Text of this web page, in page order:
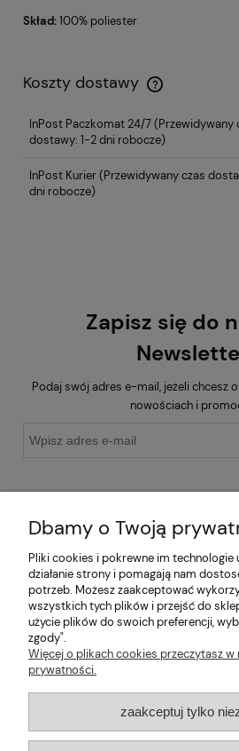
Skład:100% poliester
Koszty dostawy
InPost Paczkomat 24/7(Przewidywany
dostawy: 1-2 dni robocze)
InPost Kurier(Przewidywany czas
dni robocze)
Zapisz się do
Podaj swój adres e-mail, jeżeli chcesz
nowościach i
Pomoc
Moje konto
Informacje
2026 © mabaje
Dbamy o Twoją
Pliki cookies i pokrewne im technologie
działanie strony i pomagają nam
potrzeb. Możesz zaakceptować
wszystkich tych plików i przejść do
użycie plików do swoich preferencji,
zgody".
Więcej o plikach cookies przeczytasz w
prywatności.
zaakceptuj tylko